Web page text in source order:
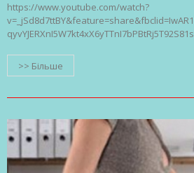
https://www.youtube.com/watch?
qyvYJERXnI5W7kt4xX6yTTnI7bPBtRj5T92S81s
>> Більше